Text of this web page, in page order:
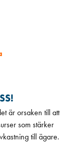
är orsaken till att
som stärker
till ägare.